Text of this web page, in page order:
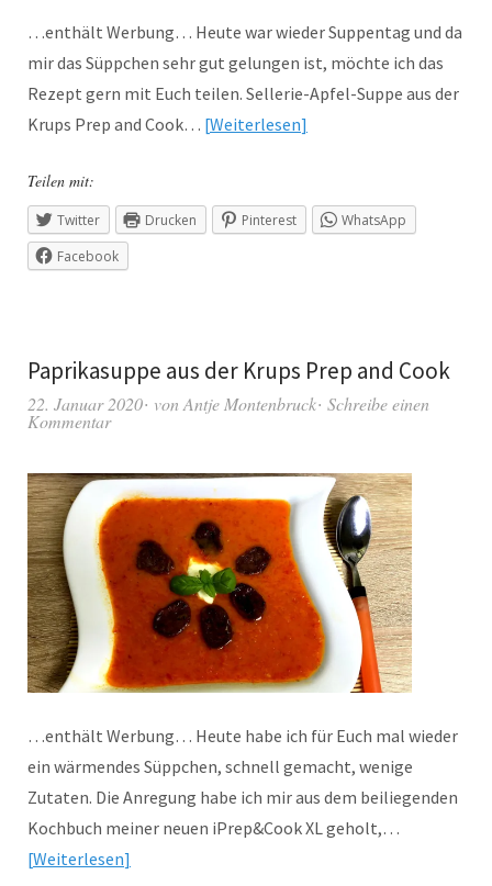
…enthält Werbung… Heute war wieder Suppentag und da
mir das Süppchen sehr gut gelungen ist, möchte ich das
Rezept gern mit Euch teilen. Sellerie-Apfel-Suppe aus der
Krups Prep and Cook… Weiterlesen
Teilen mit:
Twitter Drucken Pinterest
WhatsApp
Facebook
Paprikasuppe aus der Krups Prep and Cook
22. Januar 2020 vonAntje Montenbruck Schreibe einen
Kommentar
…enthält Werbung… Heute habe ich für Euch mal wieder
ein wärmendes Süppchen, schnell gemacht, wenige
Zutaten. Die Anregung habe ich mir aus dem beiliegenden
Kochbuch meiner neuen iPrep&Cook XL geholt,…
Weiterlesen